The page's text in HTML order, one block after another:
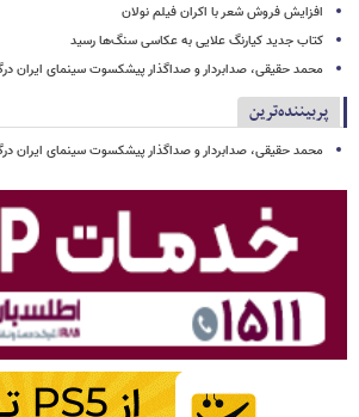
افزایش فروش شعر با اکران فیلم نولان
کتاب جدید کیارنگ علایی به عکاسی سنگ‌ها رسید
محمد حقیقی، صدابردار و صداگذار پیشکسوت سینمای ایران
پربیننده‌ترین
محمد حقیقی، صدابردار و صداگذار پیشکسوت سینمای ایران